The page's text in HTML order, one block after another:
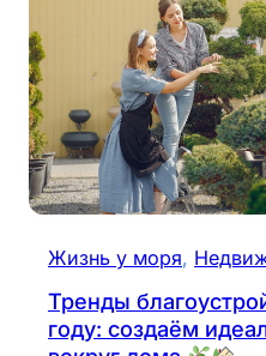
Жизнь у моря,
Тренды
году: создаём